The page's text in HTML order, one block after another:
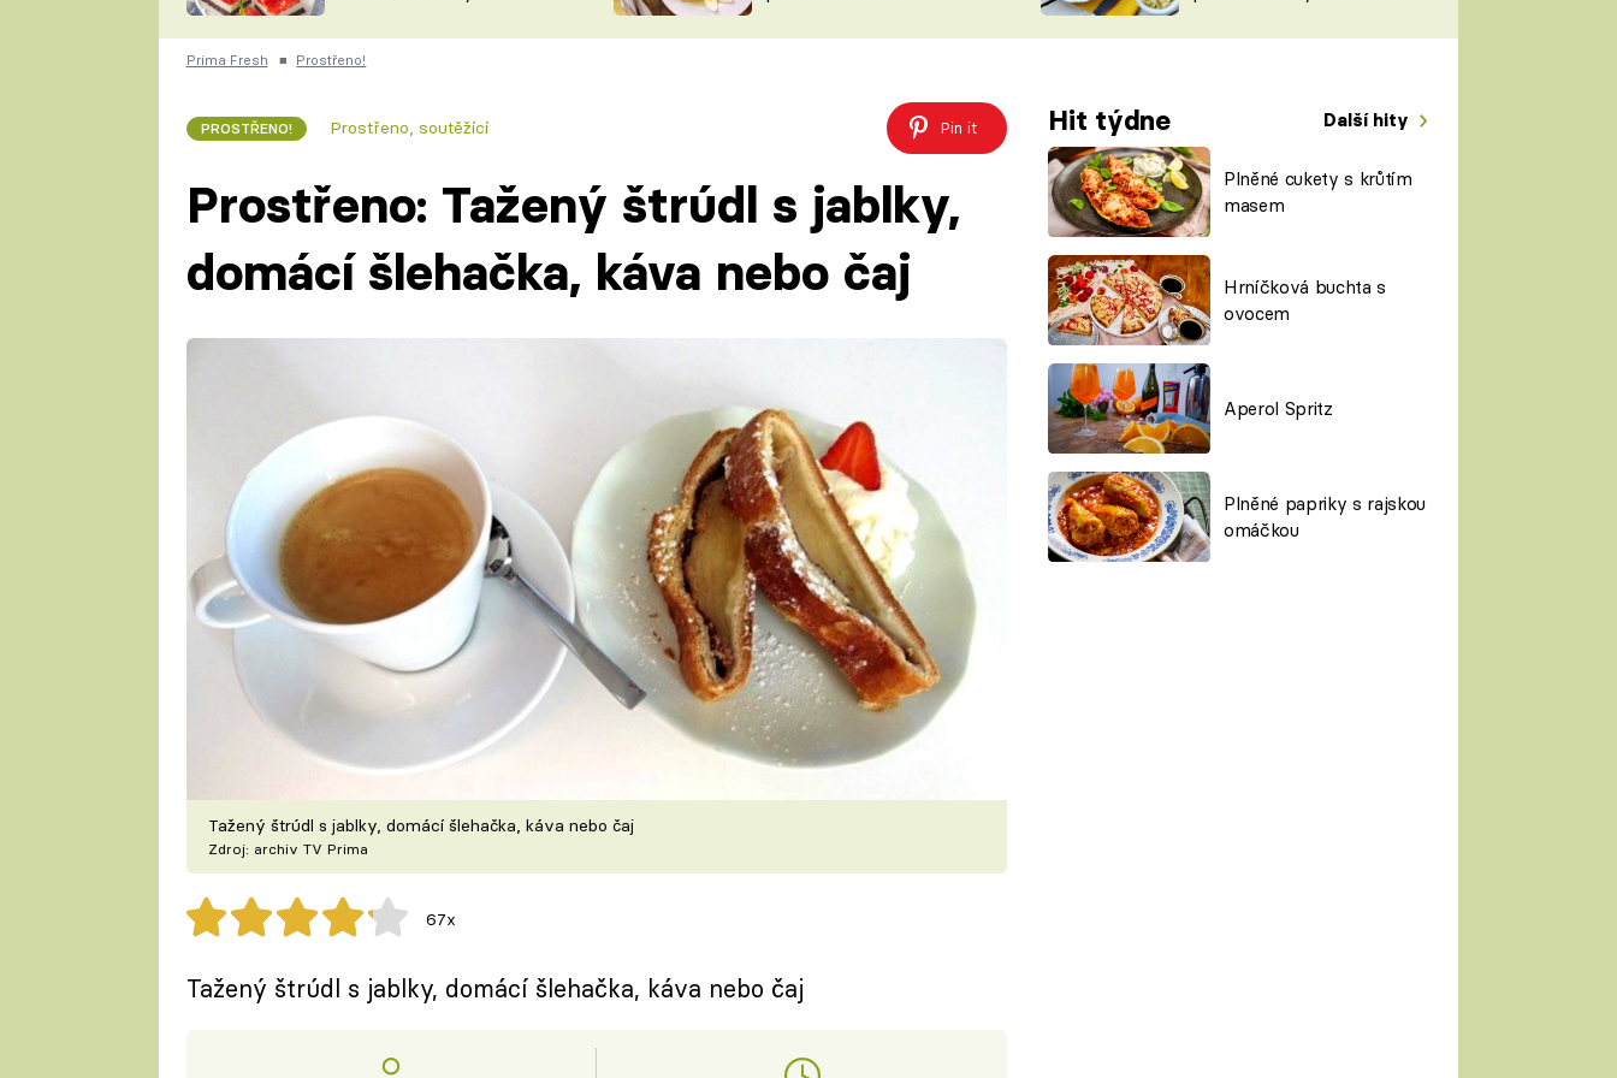
ČESKO NA TALÍŘI
KUCHAŘKA
VYCHYTÁVKY
ŠÉFREDAKTORKY
ČASOPIS
Prima Fresh ■ Prostřeno!
PROSTŘENO! Prostřeno, soutěžící Pin it Hit týdne Další hity
Plněné cukety s krůtím
masem
Hrníčková buchta s
ovocem
Aperol Spritz
Plněné papriky s rajskou
omáčkou
Prostřeno: Tažený štrúdl s jablky,
domácí šlehačka, káva nebo čaj
Tažený štrúdl s jablky, domácí šlehačka, káva nebo čaj
Zdroj: archiv TV Prima
67x
Tažený štrúdl s jablky, domácí šlehačka, káva nebo čaj